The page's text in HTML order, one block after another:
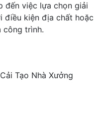
đến việc lựa chọn giải
điều kiện địa chất hoặc
công trình.